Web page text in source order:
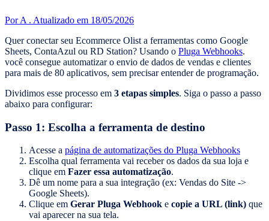
Por A . Atualizado em 18/05/2026
Quer conectar seu Ecommerce Olist a ferramentas como Google
Sheets, ContaAzul ou RD Station? Usando o Pluga Webhooks.
você consegue automatizar o envio de dados de vendas e clientes
para mais de 80 aplicativos, sem precisar entender de programação.
Dividimos esse processo em 3 etapas simples. Siga o passo a passo
abaixo para configurar:
Passo 1: Escolha a ferramenta de destino
Acesse a página de automatizações do Pluga Webhooks
Escolha qual ferramenta vai receber os dados da sua loja e
clique em Fazer essa automatização.
Dê um nome para a sua integração (ex: Vendas do Site ->
Google Sheets).
Clique em Gerar Pluga Webhook e copie a URL (link) que
vai aparecer na sua tela.